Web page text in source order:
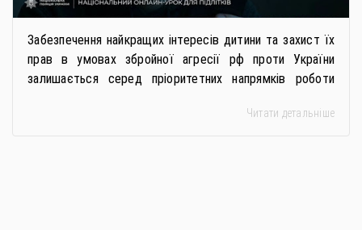
Забезпечення найкращих інтересів дитини та захист їх
прав в умовах збройної агресії рф проти України
залишається серед пріоритетних напрямків роботи
застосовується метод використання дітей у
Читати детальніше